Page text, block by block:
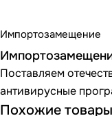
Импортозамещение
Поставляем
антивирусные
Похожие товары